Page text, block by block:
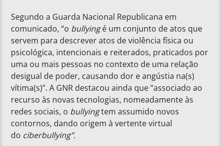
Segundo a Guarda Nacional Republicana em
comunicado, “o bullyingé um conjunto de atos que
servem para descrever atos de violência física ou
psicológica, intencionais e reiterados, praticados por
uma ou mais pessoas no contexto de uma relação
desigual de poder, causando dor e angústia na(s)
vítima(s)”. A GNR destacou ainda que “associado ao
recurso às novas tecnologias, nomeadamente às
redes sociais, o bullyingtem assumido novos
contornos, dando origem à vertente virtual
do ciberbullying”.